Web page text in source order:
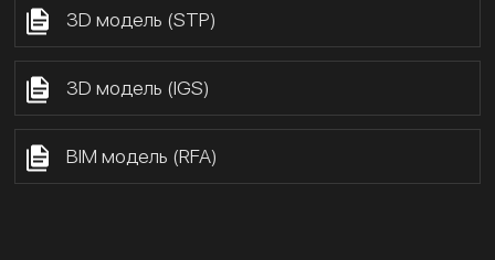
3D модель (STP)
3D модель (IGS)
BIM модель (RFA)